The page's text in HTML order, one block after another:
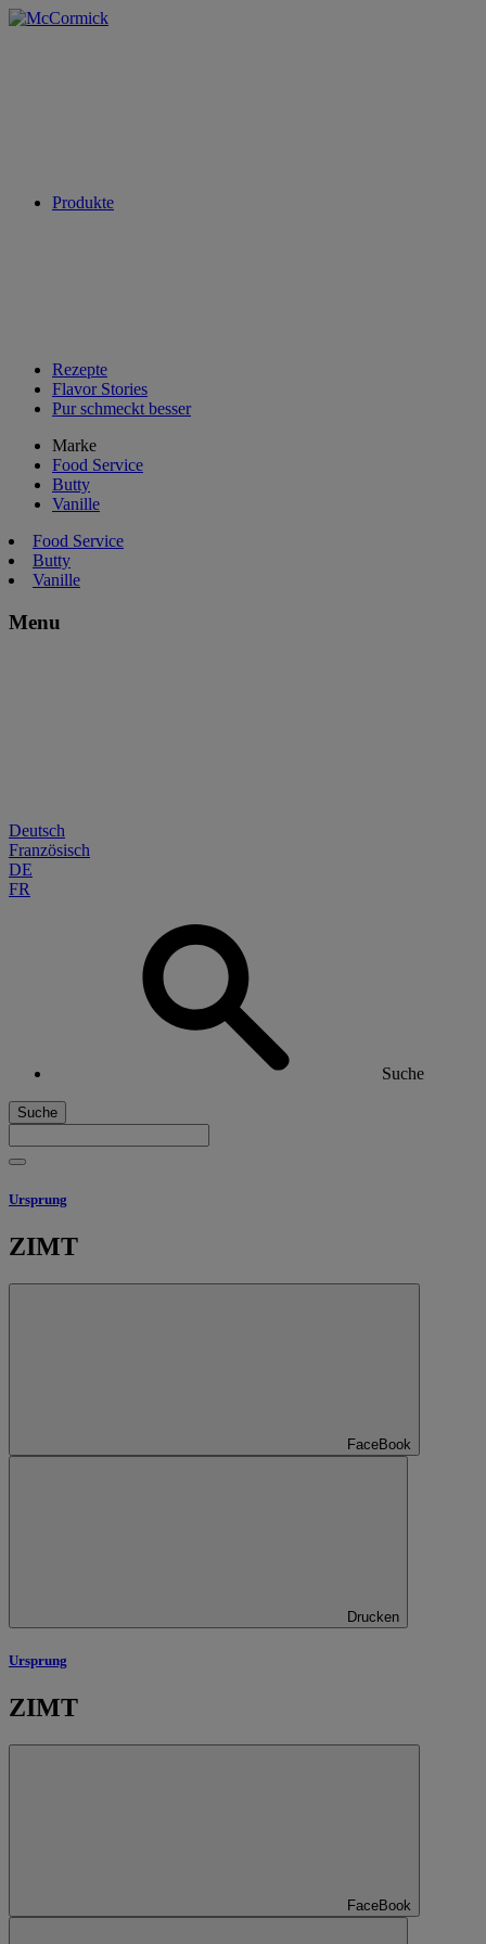
Produkte
Rezepte
Flavor Stories
Pur schmeckt besser
Marke
Food Service
Butty
Vanille
Food Service
Butty
Vanille
Menu
Deutsch
Französisch
DE
FR
Suche
Suche
Ursprung
ZIMT
FaceBook
Drucken
Ursprung
ZIMT
FaceBook